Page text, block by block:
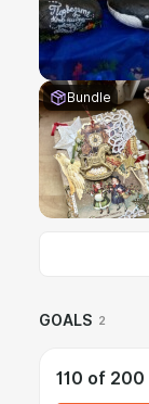
Bundle
GOALS 2
110 of 200